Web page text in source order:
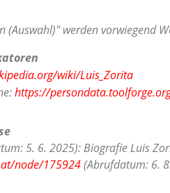
werden vorwiegend
wiki/Luis_Zorita
https://
5. 6. 2025): Biografie Luis
node/175924(Abrufdatum: 6.